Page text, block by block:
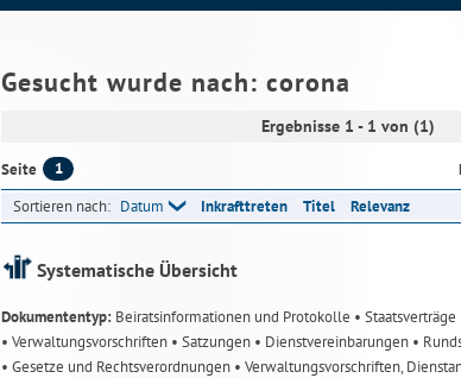
Gesucht wurde nach: corona
Ergebnisse 1 - 1 von (1)
Seite 1
Sortieren nach: Datum Inkrafttreten Titel Relevanz
Systematische Übersicht
Dokumententyp: Beiratsinformationen und Protokolle • Staatsverträge
• Verwaltungsvorschriften • Satzungen • Dienstvereinbarungen •
• Gesetze und Rechtsverordnungen • Verwaltungsvorschriften,